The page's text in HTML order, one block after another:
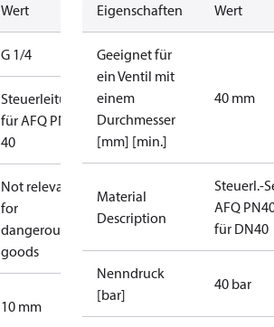
Wert
G 1/4
Steuerleitungen
für AFQ PN40
40
Not relevant
for
dangerous
goods
10 mm
Eigenschaften Wert
Geeignet für
ein Ventil mit
einem
Durchmesser
[mm] [min.]
40 mm
Material
Description
Steuerl.-
AFQ
für DN40
Nenndruck
[bar]
40 bar